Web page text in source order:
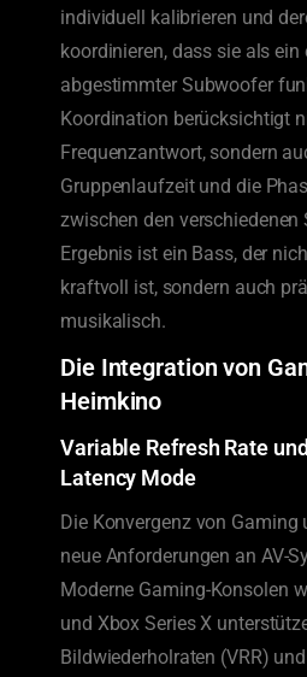
individuell kalibrieren und
koordinieren, dass sie als ein
abgestimmter Subwoofer
Koordination berücksichtigt
Frequenzantwort, sondern
Gruppenlaufzeit und die
zwischen den
Ergebnis ist ein Bass, der
kraftvoll ist, sondern auch
musikalisch.
Die Integration von
Heimkino
Variable Refresh Rate
Latency Mode
Die Konvergenz von Gaming
neue Anforderungen an AV-
Moderne Gaming-Konsolen
und Xbox Series X
Bildwiederholraten (VRR)